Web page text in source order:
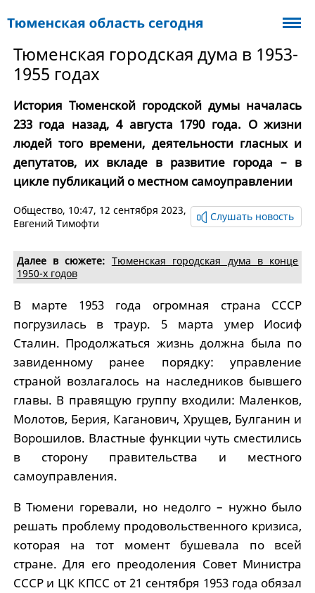
Тюменская городская дума в 1953-
1955 годах
История Тюменской городской думы началась
233 года назад, 4 августа 1790 года. О жизни
людей того времени, деятельности гласных и
депутатов, их вкладе в развитие города – в
цикле публикаций о местном самоуправлении
Общество, 10:47, 12 сентября 2023,
Евгений Тимофти
Слушать новость
Далее в сюжете: Тюменская городская дума в конце
1950-х годов
В марте 1953 года огромная страна СССР
погрузилась в траур. 5 марта умер Иосиф
Сталин. Продолжаться жизнь должна была по
завиденному ранее порядку: управление
страной возлагалось на наследников бывшего
главы. В правящую группу входили: Маленков,
Молотов, Берия, Каганович, Хрущев, Булганин и
Ворошилов. Властные функции чуть сместились
в сторону правительства и местного
самоуправления.
В Тюмени горевали, но недолго – нужно было
решать проблему продовольственного кризиса,
которая на тот момент бушевала по всей
стране. Для его преодоления Совет Министра
СССР и ЦК КПСС от 21 сентября 1953 года обязал